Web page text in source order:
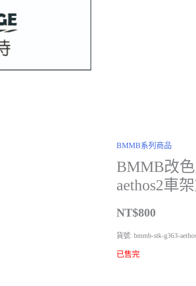
BMMB系列商品
BMMB改
aethos2車
NT$800
貨號:bmmb-stk-g363-
已售完